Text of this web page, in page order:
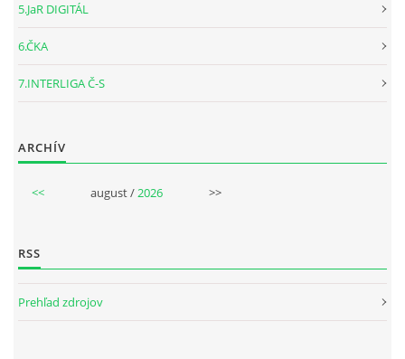
5.JaR DIGITÁL
6.ČKA
7.INTERLIGA Č-S
ARCHÍV
<< august /2026 >>
RSS
Prehľad zdrojov